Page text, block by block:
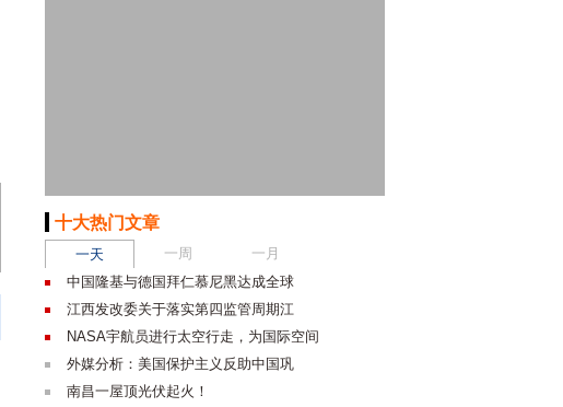
十大热门文章
一天 一周
一月
中国隆基与德国拜仁慕尼黑达成全球
江西发改委关于落实第四监管周期江
NASA宇航员进行太空行走，为国际空间
外媒分析：美国保护主义反助中国巩
南昌一屋顶光伏起火！